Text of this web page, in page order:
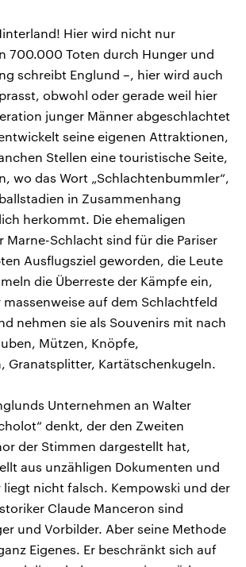
Hier wird nicht nur
700.000 Toten durch Hunger und
schreibt Englund –, hier wird auch
obwohl oder gerade weil hier
junger Männer abgeschlachtet
seine eigenen Attraktionen,
Stellen eine touristische Seite,
wo das Wort „Schlachtenbummler“,
in Zusammenhang
herkommt. Die ehemaligen
Marne-Schlacht sind für die Pariser
Ausflugsziel geworden, die Leute
die Überreste der Kämpfe ein,
auf dem Schlachtfeld
nehmen sie als Souvenirs mit nach
Mützen, Knöpfe,
Granatsplitter, Kartätschenkugeln.
Unternehmen an Walter
denkt, der den Zweiten
der Stimmen dargestellt hat,
aus unzähligen Dokumenten und
liegt nicht falsch. Kempowski und der
Claude Manceron sind
und Vorbilder. Aber seine Methode
Eigenes. Er beschränkt sich auf